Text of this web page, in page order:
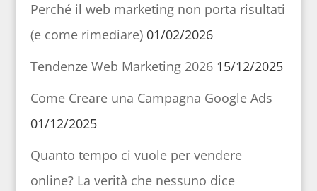
Perché il web marketing non porta risultati
(e come rimediare) 01/02/2026
Tendenze Web Marketing 2026 15/12/2025
Come Creare una Campagna Google Ads
01/12/2025
Quanto tempo ci vuole per vendere
online? La verità che nessuno dice